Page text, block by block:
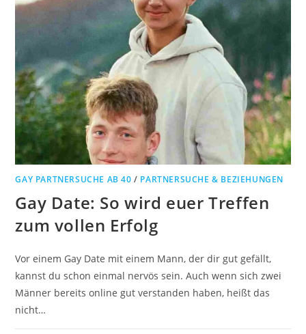
GAY PARTNERSUCHE AB 40 / PARTNERSUCHE & BEZIEHUNGEN
Gay Date: So wird euer Treffen
zum vollen Erfolg
Vor einem Gay Date mit einem Mann, der dir gut gefällt,
kannst du schon einmal nervös sein. Auch wenn sich zwei
Männer bereits online gut verstanden haben, heißt das
nicht…